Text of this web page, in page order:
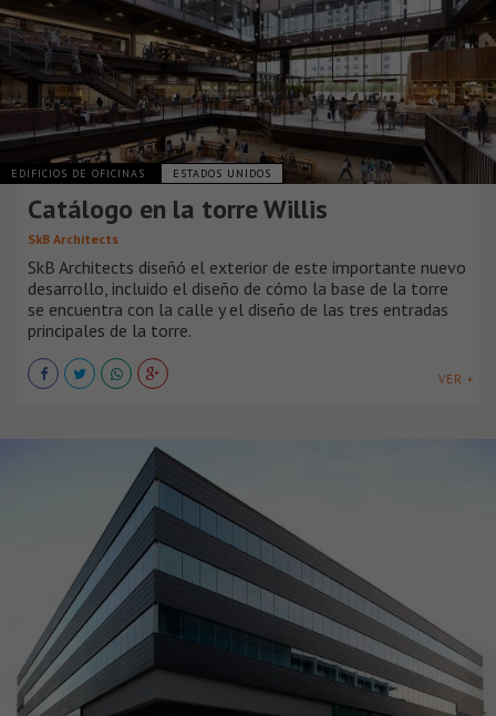
EDIFICIOS DE OFICINAS ESTADOS UNIDOS
Catálogo en la torre Willis
SkB Architects
SkB Architects diseñó el exterior de este importante nuevo
desarrollo, incluido el diseño de cómo la base de la torre
se encuentra con la calle y el diseño de las tres entradas
principales de la torre.
VER +